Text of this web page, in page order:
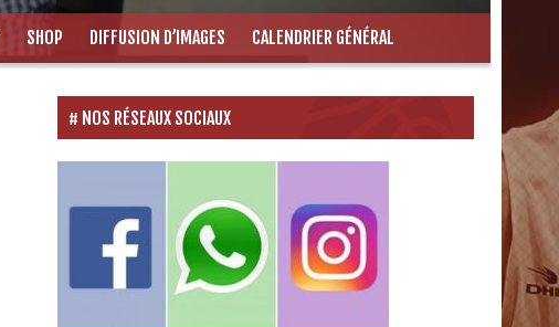
SHOP DIFFUSION D’IMAGES CALENDRIER GÉNÉRAL
NOS RÉSEAUX SOCIAUX